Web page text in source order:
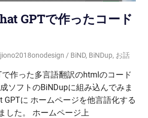
GPTで作ったコード
BiND, BiNDup, お話
作った多言語翻訳のhtmlのコード
ソフトのBiNDupに組み込んでみま
GPTに ホームページを他言語化する
した。 ホームページ上